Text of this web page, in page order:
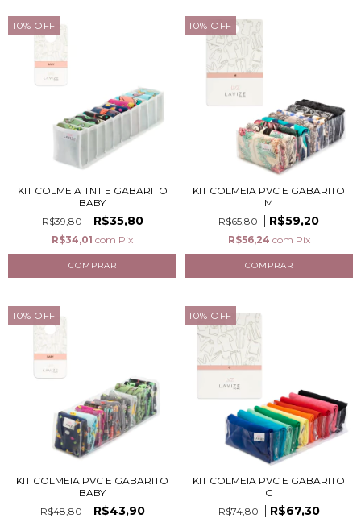
10% OFF
KIT COLMEIA TNT E GABARITO
BABY
R$39,80
R$35,80
R$34,01 com Pix
10% OFF
KIT COLMEIA PVC E GABARITO
M
R$65,80
R$59,20
R$56,24 com Pix
10% OFF
KIT COLMEIA PVC E GABARITO
BABY
R$48,80
R$43,90
10% OFF
KIT COLMEIA PVC E GABARITO
G
R$74,80
R$67,30